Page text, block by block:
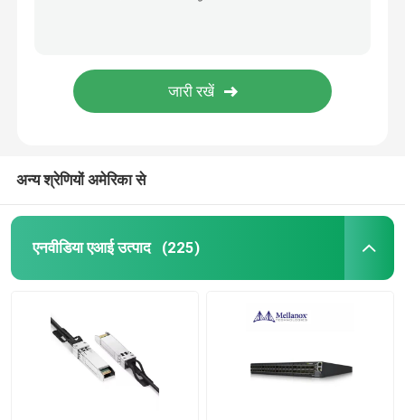
अन्य श्रेणियों अमेरिका से
एनवीडिया एआई उत्पाद (225)